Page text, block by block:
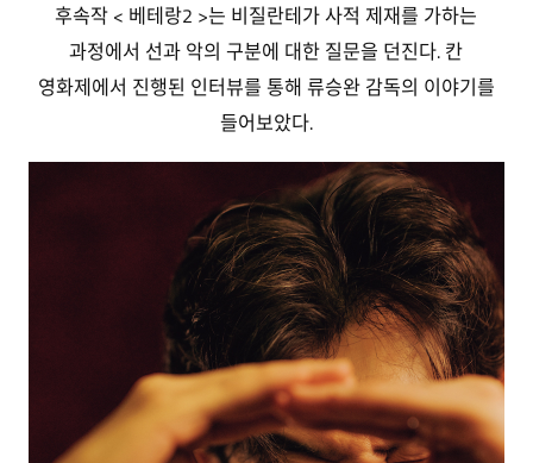
후속작 < 베테랑2 >는 비질란테가 사적 제재를 가하는
과정에서 선과 악의 구분에 대한 질문을 던진다. 칸
영화제에서 진행된 인터뷰를 통해 류승완 감독의 이야기를
들어보았다.